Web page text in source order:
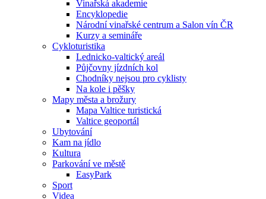
Vinařská akademie
Encyklopedie
Národní vinařské centrum a Salon vín ČR
Kurzy a semináře
Cykloturistika
Lednicko-valtický areál
Půjčovny jízdních kol
Chodníky nejsou pro cyklisty
Na kole i pěšky
Mapy města a brožury
Mapa Valtice turistická
Valtice geoportál
Ubytování
Kam na jídlo
Kultura
Parkování ve městě
EasyPark
Sport
Videa